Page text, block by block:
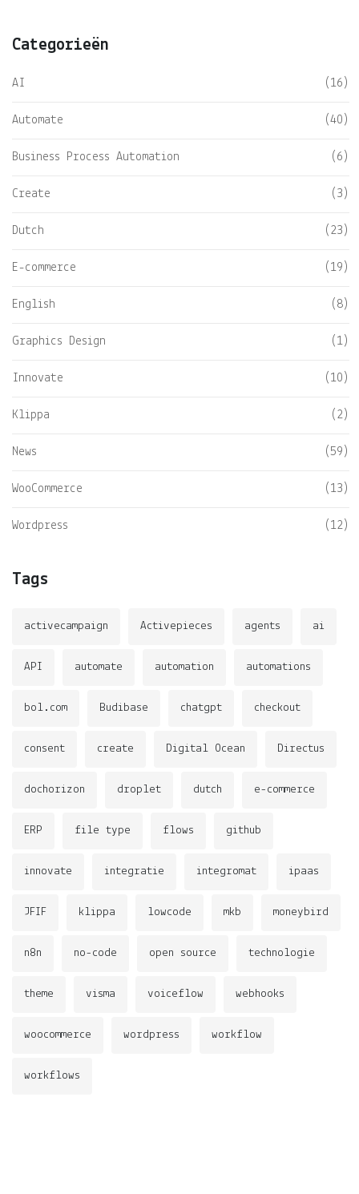
Categorieën
AI (16)
Automate (40)
Business Process Automation (6)
Create (3)
Dutch (23)
E-commerce (19)
English (8)
Graphics Design (1)
Innovate (10)
Klippa (2)
News (59)
WooCommerce (13)
Wordpress (12)
Tags
activecampaign Activepieces agents ai
API automate automation automations
bol.com Budibase chatgpt checkout
consent create Digital Ocean Directus
dochorizon droplet dutch e-commerce
ERP file type flows github
innovate integratie integromat ipaas
JFIF klippa lowcode mkb moneybird
n8n no-code open source technologie
theme visma voiceflow webhooks
woocommerce wordpress workflow
workflows